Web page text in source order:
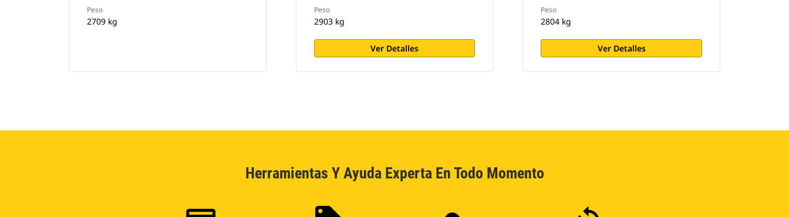
Peso
2709 kg
Peso
2903 kg
Ver Detalles
Peso
2804 kg
Ver Detalles
Herramientas Y Ayuda Experta En Todo Momento